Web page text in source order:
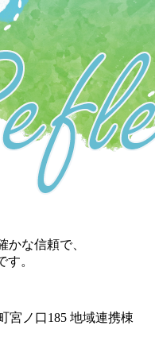
かな信頼で、
。
宮ノ口185 地域連携棟